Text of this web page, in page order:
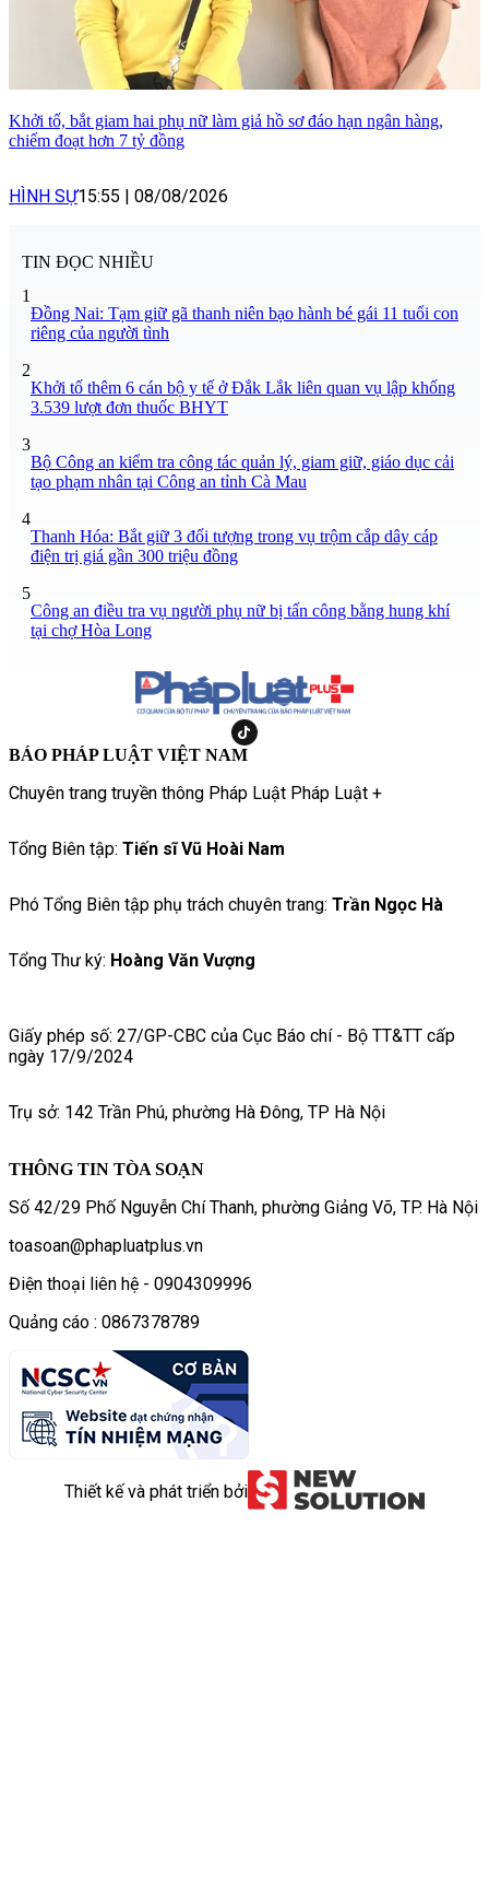
Khởi tố, bắt giam hai phụ nữ làm giả hồ sơ đáo hạn ngân hàng,
chiếm đoạt hơn 7 tỷ đồng
HÌNH SỰ15:55 | 08/08/2026
TIN ĐỌC NHIỀU
1
Đồng Nai: Tạm giữ gã thanh niên bạo hành bé gái 11 tuổi con
riêng của người tình
2
Khởi tố thêm 6 cán bộ y tế ở Đắk Lắk liên quan vụ lập khống
3.539 lượt đơn thuốc BHYT
3
Bộ Công an kiểm tra công tác quản lý, giam giữ, giáo dục cải
tạo phạm nhân tại Công an tỉnh Cà Mau
4
Thanh Hóa: Bắt giữ 3 đối tượng trong vụ trộm cắp dây cáp
điện trị giá gần 300 triệu đồng
5
Công an điều tra vụ người phụ nữ bị tấn công bằng hung khí
tại chợ Hòa Long
BÁO PHÁP LUẬT VIỆT NAM
Chuyên trang truyền thông Pháp Luật Pháp Luật +
Tổng Biên tập: Tiến sĩ Vũ Hoài Nam
Phó Tổng Biên tập phụ trách chuyên trang: Trần Ngọc Hà
Tổng Thư ký: Hoàng Văn Vượng
Giấy phép số: 27/GP-CBC của Cục Báo chí - Bộ TT&TT cấp
ngày 17/9/2024
Trụ sở: 142 Trần Phú, phường Hà Đông, TP Hà Nội
THÔNG TIN TÒA SOẠN
Số 42/29 Phố Nguyễn Chí Thanh, phường Giảng Võ, TP. Hà Nội
toasoan@phapluatplus.vn
Điện thoại liên hệ - 0904309996
Quảng cáo : 0867378789
Thiết kế và phát triển bởi